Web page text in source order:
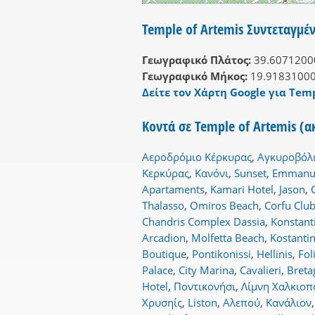
Temple of Artemis
Γεωγραφικό Πλάτος:
Γεωγραφικό Μήκος:
Δείτε τον Χάρτη Google για
Κοντά σε Temple of Artemis
Αεροδρόμιο Κέρκυρας,
Κερκύρας, Κανόνι, Sunset,
Apartaments, Kamari Hotel, Jason,
Thalasso, Omiros Beach, Corfu
Chandris Complex Dassia,
Arcadion, Molfetta Beach,
Boutique, Pontikonissi, Hellinis,
Palace, City Marina, Cavalieri,
Hotel, Ποντικονήσι, Λίμνη
Χρυσηίς, Liston, Αλεπού, Κανάλιον